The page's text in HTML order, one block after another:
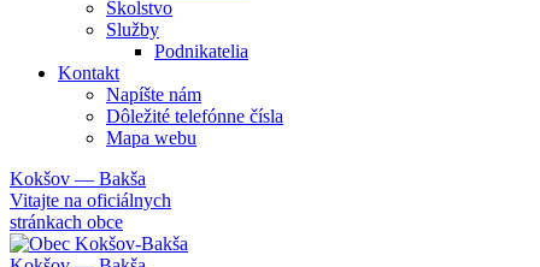
Školstvo
Služby
Podnikatelia
Kontakt
Napíšte nám
Dôležité telefónne čísla
Mapa webu
Kokšov — Bakša
Vitajte na oficiálnych
stránkach obce